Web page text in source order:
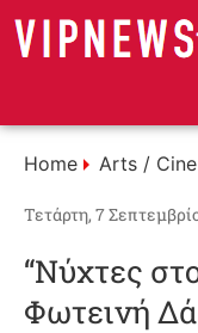
Home Arts /
Τετάρτη, 7
“Νύχτες
Φωτεινή